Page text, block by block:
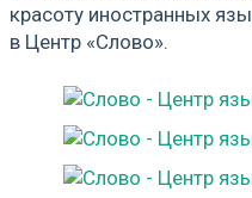
красоту иностранных
в Центр «Слово».